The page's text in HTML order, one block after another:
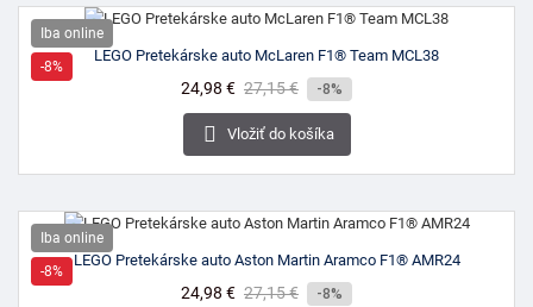
Iba online
-8%
LEGO Pretekárske auto McLaren F1® Team MCL38
Cena
24,98 € Bežná
cena
27,15 € -8%
 Vložiť do košíka
Iba online
-8%
LEGO Pretekárske auto Aston Martin Aramco F1® AMR24
Cena
24,98 € Bežná
27,15 € -8%